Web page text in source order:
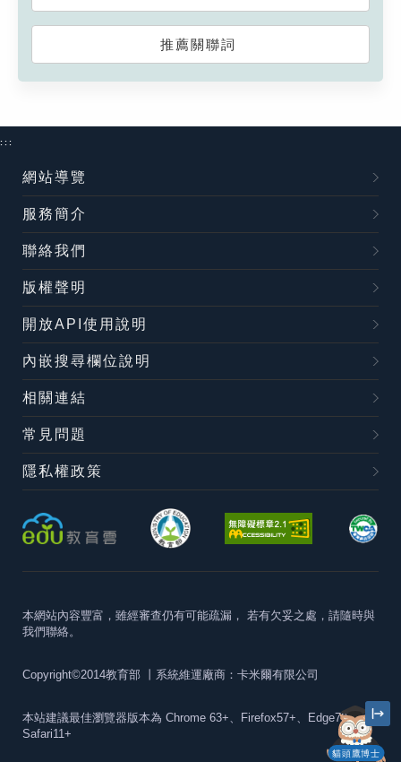
推薦關聯詞
貓頭鷹博士
:::
網站導覽
服務簡介
聯絡我們
版權聲明
開放API使用說明
內嵌搜尋欄位說明
相關連結
常見問題
隱私權政策
本網站內容豐富，雖經審查仍有可能疏漏， 若有欠妥之處，請隨時與
我們聯絡。
Copyright©2014教育部 丨系統維運廠商：卡米爾有限公司
本站建議最佳瀏覽器版本為 Chrome 63+、Firefox57+、Edge79+及
Safari11+